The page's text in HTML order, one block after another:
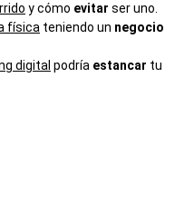
y cómo evitar ser uno.
física teniendo un negocio
digital podría estancar tu